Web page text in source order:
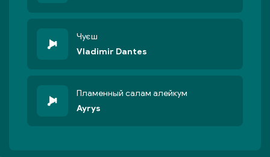
Чуєш
Vladimir Dantes
Пламенный салам алейкум
Ayrys